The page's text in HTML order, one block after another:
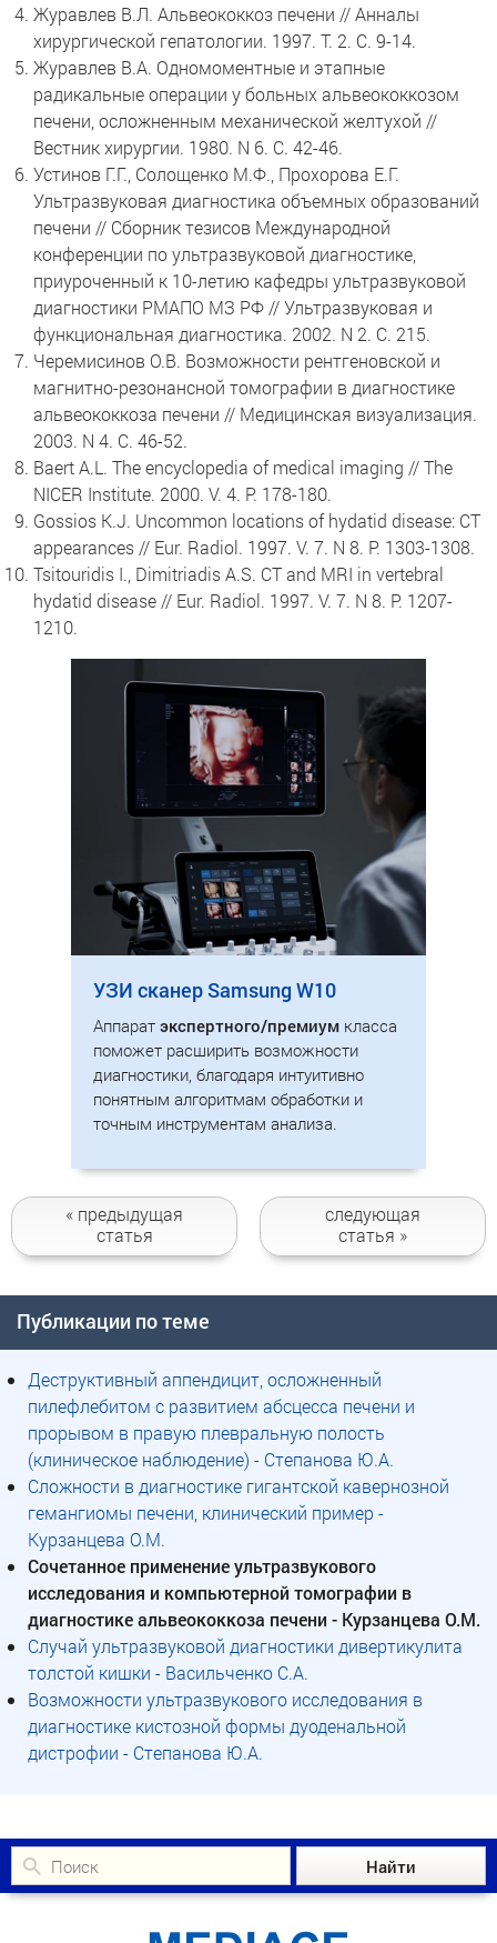
Журавлев В.Л. Альвеококкоз печени // Анналы
хирургической гепатологии. 1997. Т. 2. С. 9-14.
Журавлев В.А. Одномоментные и этапные
радикальные операции у больных альвеококкозом
печени, осложненным механической желтухой //
Вестник хирургии. 1980. N 6. С. 42-46.
Устинов Г.Г., Солощенко М.Ф., Прохорова Е.Г.
Ультразвуковая диагностика объемных образований
печени // Сборник тезисов Международной
конференции по ультразвуковой диагностике,
приуроченный к 10-летию кафедры ультразвуковой
диагностики РМАПО МЗ РФ // Ультразвуковая и
функциональная диагностика. 2002. N 2. С. 215.
Черемисинов О.В. Возможности рентгеновской и
магнитно-резонансной томографии в диагностике
альвеококкоза печени // Медицинская визуализация.
2003. N 4. С. 46-52.
Baert A.L. The encyclopedia of medical imaging // The
NICER Institute. 2000. V. 4. P. 178-180.
Gossios K.J. Uncommon locations of hydatid disease: CT
appearances // Eur. Radiol. 1997. V. 7. N 8. P. 1303-1308.
Tsitouridis I., Dimitriadis A.S. CT and MRI in vertebral
hydatid disease // Eur. Radiol. 1997. V. 7. N 8. P. 1207-
1210.
УЗИ сканер Samsung W10
Аппарат экспертного/премиум класса
поможет расширить возможности
диагностики, благодаря интуитивно
понятным алгоритмам обработки и
точным инструментам анализа.
« предыдущая
статья
следующая
статья »
Публикации по теме
Деструктивный аппендицит, осложненный
пилефлебитом с развитием абсцесса печени и
прорывом в правую плевральную полость
(клиническое наблюдение) - Степанова Ю.А.
Сложности в диагностике гигантской кавернозной
гемангиомы печени, клинический пример -
Курзанцева О.М.
Сочетанное применение ультразвукового
исследования и компьютерной томографии в
диагностике альвеококкоза печени - Курзанцева О.М.
Случай ультразвуковой диагностики дивертикулита
толстой кишки - Васильченко С.А.
Возможности ультразвукового исследования в
диагностике кистозной формы дуоденальной
дистрофии - Степанова Ю.А.